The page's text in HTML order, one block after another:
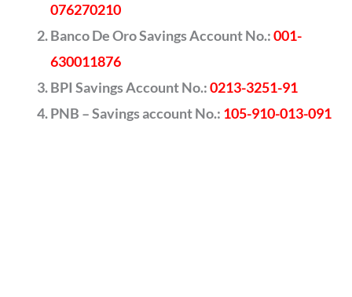
076270210
Banco De Oro Savings Account No.:001-
630011876
BPI Savings Account No.:0213-3251-91
PNB – Savings account No.: 105-910-013-091